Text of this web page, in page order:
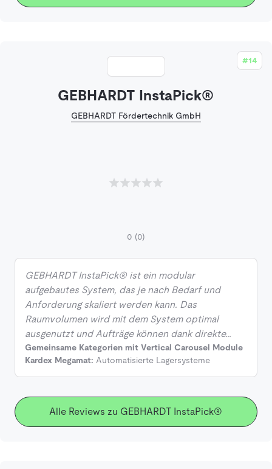
#14
GEBHARDT InstaPick®
GEBHARDT Fördertechnik GmbH
0 (0)
GEBHARDT InstaPick® ist ein modular
aufgebautes System, das je nach Bedarf und
Anforderung skaliert werden kann. Das
Raumvolumen wird mit dem System optimal
ausgenutzt und Aufträge können dank direkte…
Gemeinsame Kategorien mit Vertical Carousel Module
Kardex Megamat: Automatisierte Lagersysteme
Alle Reviews zu GEBHARDT InstaPick®